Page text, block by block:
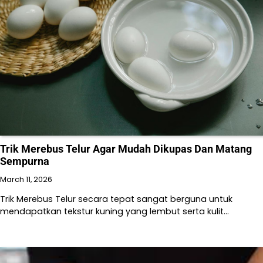
Trik Merebus Telur Agar Mudah Dikupas Dan Matang
Sempurna
March 11, 2026
Trik Merebus Telur secara tepat sangat berguna untuk
mendapatkan tekstur kuning yang lembut serta kulit…